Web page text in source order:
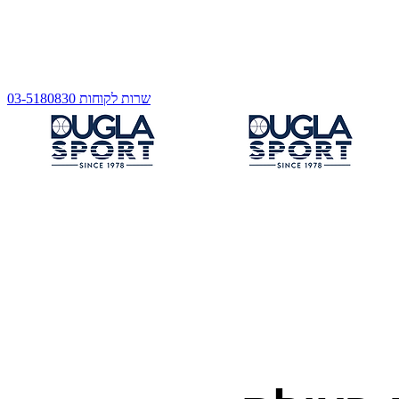
שרות לקוחות 03-5180830